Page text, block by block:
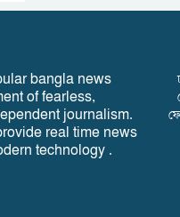
bangla news
of fearless,
journalism.
real time news
technology .